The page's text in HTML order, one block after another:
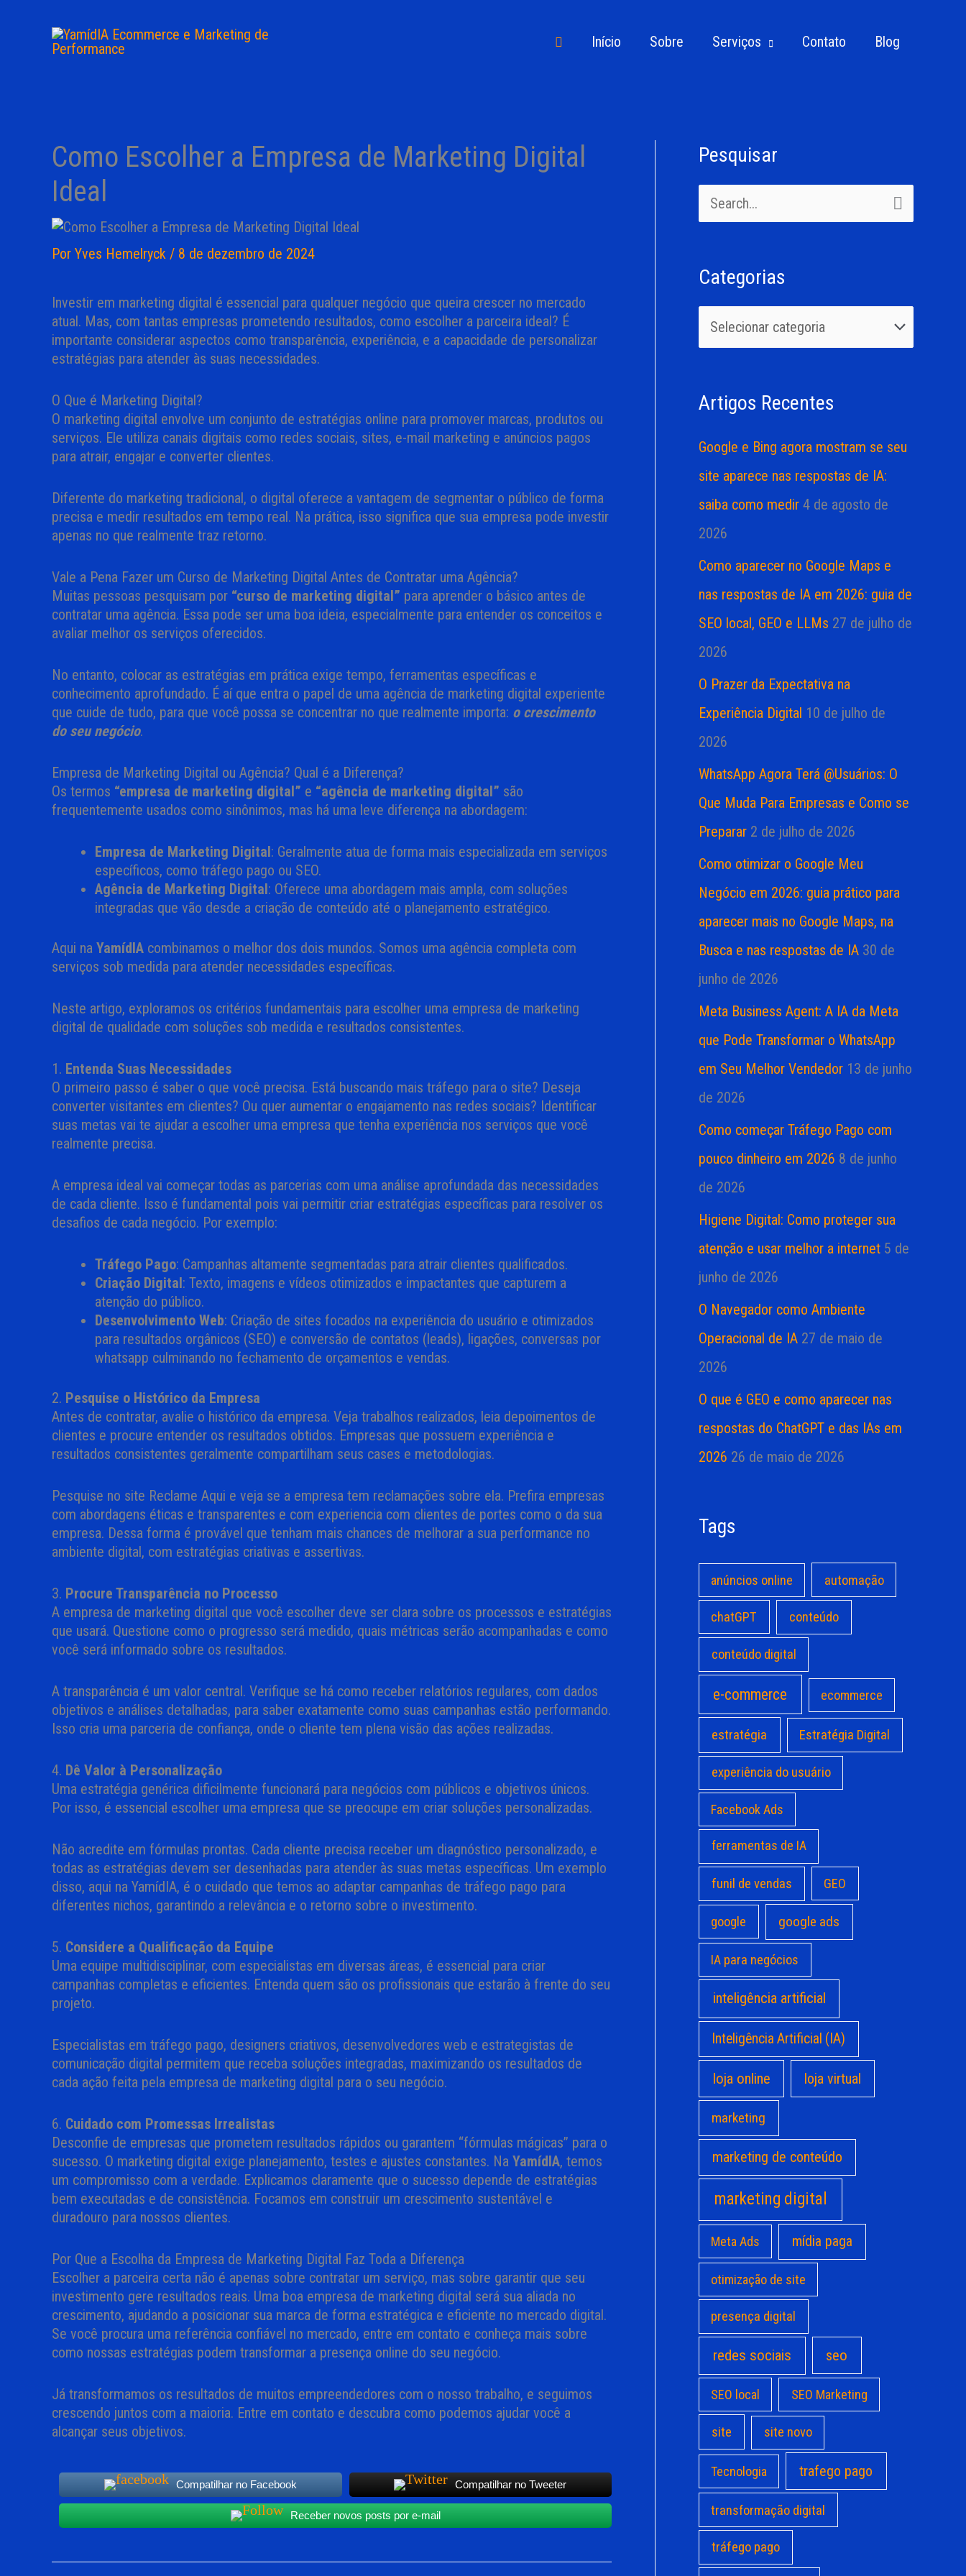
PesquisarInício Sobre Serviços Contato Blog
Como Escolher a Empresa de Marketing Digital
Ideal
Por Yves Hemelryck / 8 de dezembro de 2024
Investir em marketing digital é essencial para qualquer negócio que queira crescer no mercado
atual. Mas, com tantas empresas prometendo resultados, como escolher a parceira ideal? É
importante considerar aspectos como transparência, experiência, e a capacidade de personalizar
estratégias para atender às suas necessidades.
O Que é Marketing Digital?
O marketing digital envolve um conjunto de estratégias online para promover marcas, produtos ou
serviços. Ele utiliza canais digitais como redes sociais, sites, e-mail marketing e anúncios pagos
para atrair, engajar e converter clientes.
Diferente do marketing tradicional, o digital oferece a vantagem de segmentar o público de forma
precisa e medir resultados em tempo real. Na prática, isso significa que sua empresa pode investir
apenas no que realmente traz retorno.
Vale a Pena Fazer um Curso de Marketing Digital Antes de Contratar uma Agência?
Muitas pessoas pesquisam por “curso de marketing digital” para aprender o básico antes de
contratar uma agência. Essa pode ser uma boa ideia, especialmente para entender os conceitos e
avaliar melhor os serviços oferecidos.
No entanto, colocar as estratégias em prática exige tempo, ferramentas específicas e
conhecimento aprofundado. É aí que entra o papel de uma agência de marketing digital experiente
que cuide de tudo, para que você possa se concentrar no que realmente importa: o crescimento
do seu negócio.
Empresa de Marketing Digital ou Agência? Qual é a Diferença?
Os termos “empresa de marketing digital” e “agência de marketing digital” são
frequentemente usados como sinônimos, mas há uma leve diferença na abordagem:
Empresa de Marketing Digital: Geralmente atua de forma mais especializada em serviços
específicos, como tráfego pago ou SEO.
Agência de Marketing Digital: Oferece uma abordagem mais ampla, com soluções
integradas que vão desde a criação de conteúdo até o planejamento estratégico.
Aqui na YamídIA combinamos o melhor dos dois mundos. Somos uma agência completa com
serviços sob medida para atender necessidades específicas.
Neste artigo, exploramos os critérios fundamentais para escolher uma empresa de marketing
digital de qualidade com soluções sob medida e resultados consistentes.
1. Entenda Suas Necessidades
O primeiro passo é saber o que você precisa. Está buscando mais tráfego para o site? Deseja
converter visitantes em clientes? Ou quer aumentar o engajamento nas redes sociais? Identificar
suas metas vai te ajudar a escolher uma empresa que tenha experiência nos serviços que você
realmente precisa.
A empresa ideal vai começar todas as parcerias com uma análise aprofundada das necessidades
de cada cliente. Isso é fundamental pois vai permitir criar estratégias específicas para resolver os
desafios de cada negócio. Por exemplo:
Tráfego Pago: Campanhas altamente segmentadas para atrair clientes qualificados.
Criação Digital: Texto, imagens e vídeos otimizados e impactantes que capturem a
atenção do público.
Desenvolvimento Web: Criação de sites focados na experiência do usuário e otimizados
para resultados orgânicos (SEO) e conversão de contatos (leads), ligações, conversas por
whatsapp culminando no fechamento de orçamentos e vendas.
2. Pesquise o Histórico da Empresa
Antes de contratar, avalie o histórico da empresa. Veja trabalhos realizados, leia depoimentos de
clientes e procure entender os resultados obtidos. Empresas que possuem experiência e
resultados consistentes geralmente compartilham seus cases e metodologias.
Pesquise no site Reclame Aqui e veja se a empresa tem reclamações sobre ela. Prefira empresas
com abordagens éticas e transparentes e com experiencia com clientes de portes como o da sua
empresa. Dessa forma é provável que tenham mais chances de melhorar a sua performance no
ambiente digital, com estratégias criativas e assertivas.
3. Procure Transparência no Processo
A empresa de marketing digital que você escolher deve ser clara sobre os processos e estratégias
que usará. Questione como o progresso será medido, quais métricas serão acompanhadas e como
você será informado sobre os resultados.
A transparência é um valor central. Verifique se há como receber relatórios regulares, com dados
objetivos e análises detalhadas, para saber exatamente como suas campanhas estão performando.
Isso cria uma parceria de confiança, onde o cliente tem plena visão das ações realizadas.
4. Dê Valor à Personalização
Uma estratégia genérica dificilmente funcionará para negócios com públicos e objetivos únicos.
Por isso, é essencial escolher uma empresa que se preocupe em criar soluções personalizadas.
Não acredite em fórmulas prontas. Cada cliente precisa receber um diagnóstico personalizado, e
todas as estratégias devem ser desenhadas para atender às suas metas específicas. Um exemplo
disso, aqui na YamídIA, é o cuidado que temos ao adaptar campanhas de tráfego pago para
diferentes nichos, garantindo a relevância e o retorno sobre o investimento.
5. Considere a Qualificação da Equipe
Uma equipe multidisciplinar, com especialistas em diversas áreas, é essencial para criar
campanhas completas e eficientes. Entenda quem são os profissionais que estarão à frente do seu
projeto.
Especialistas em tráfego pago, designers criativos, desenvolvedores web e estrategistas de
comunicação digital permitem que receba soluções integradas, maximizando os resultados de
cada ação feita pela empresa de marketing digital para o seu negócio.
6. Cuidado com Promessas Irrealistas
Desconfie de empresas que prometem resultados rápidos ou garantem “fórmulas mágicas” para o
sucesso. O marketing digital exige planejamento, testes e ajustes constantes. Na YamídIA, temos
um compromisso com a verdade. Explicamos claramente que o sucesso depende de estratégias
bem executadas e de consistência. Focamos em construir um crescimento sustentável e
duradouro para nossos clientes.
Por Que a Escolha da Empresa de Marketing Digital Faz Toda a Diferença
Escolher a parceira certa não é apenas sobre contratar um serviço, mas sobre garantir que seu
investimento gere resultados reais. Uma boa empresa de marketing digital será sua aliada no
crescimento, ajudando a posicionar sua marca de forma estratégica e eficiente no mercado digital.
Se você procura uma referência confiável no mercado, entre em contato e conheça mais sobre
como nossas estratégias podem transformar a presença online do seu negócio.
Já transformamos os resultados de muitos empreendedores com o nosso trabalho, e seguimos
crescendo juntos com a maioria. Entre em contato e descubra como podemos ajudar você a
alcançar seus objetivos.
Compatilhar no Facebook Compatilhar no Tweeter
Receber novos posts por e-mail
Pesquisar
s
i
a
r
r
Categorias
C
a
g
sArtigos Recentes
Google e Bing agora mostram se seu
site aparece nas respostas de IA:
saiba como medir 4 de agosto de
2026
Como aparecer no Google Maps e
nas respostas de IA em 2026: guia de
SEO local, GEO e LLMs 27 de julho de
2026
O Prazer da Expectativa na
Experiência Digital 10 de julho de
2026
WhatsApp Agora Terá @Usuários: O
Que Muda Para Empresas e Como se
Preparar 2 de julho de 2026
Como otimizar o Google Meu
Negócio em 2026: guia prático para
aparecer mais no Google Maps, na
Busca e nas respostas de IA 30 de
junho de 2026
Meta Business Agent: A IA da Meta
que Pode Transformar o WhatsApp
em Seu Melhor Vendedor 13 de junho
de 2026
Como começar Tráfego Pago com
pouco dinheiro em 2026 8 de junho
de 2026
Higiene Digital: Como proteger sua
atenção e usar melhor a internet 5 de
junho de 2026
O Navegador como Ambiente
Operacional de IA 27 de maio de
2026
O que é GEO e como aparecer nas
respostas do ChatGPT e das IAs em
2026 26 de maio de 2026
Tags
anúncios online automação
chatGPT conteúdo
conteúdo digital
e-commerce ecommerce
estratégia Estratégia Digital
experiência do usuário
Facebook Ads
ferramentas de IA
funil de vendas GEO
google google ads
IA para negócios
inteligência artificial
Inteligência Artificial (IA)
loja online loja virtual
marketing
marketing de conteúdo
marketing digital
Meta Ads mídia paga
otimização de site
presença digital
redes sociais seo
SEO local SEO Marketing
site site novo
Tecnologia trafego pago
transformação digital
tráfego pago